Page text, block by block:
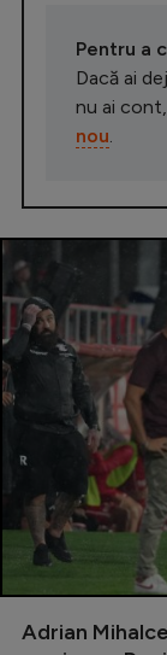
Pentru a
Dacă ai
nu ai cont,
nou
Adrian